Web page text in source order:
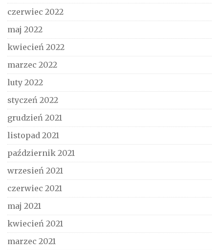
czerwiec 2022
maj 2022
kwiecień 2022
marzec 2022
luty 2022
styczeń 2022
grudzień 2021
listopad 2021
październik 2021
wrzesień 2021
czerwiec 2021
maj 2021
kwiecień 2021
marzec 2021